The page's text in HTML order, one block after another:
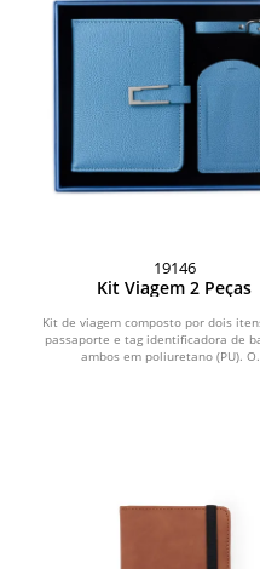
19146
Kit Viagem 2 Peças
Kit de viagem composto por dois
passaporte e tag identificadora de
ambos em poliuretano (PU).